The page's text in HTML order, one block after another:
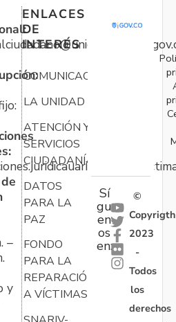
–
y
ENLACES
DE
INTERÉS
COMUNICACIONES
LA UNIDAD
ATENCIÓN Y
SERVICIOS
CIUDADANÍA
DATOS
PARA LA
PAZ
FONDO
PARA LA
REPARACIÓN
A VÍCTIMAS
Sí
gu
en
os
en:
©
Copyrigth
2023
-
Todos
los
derechos